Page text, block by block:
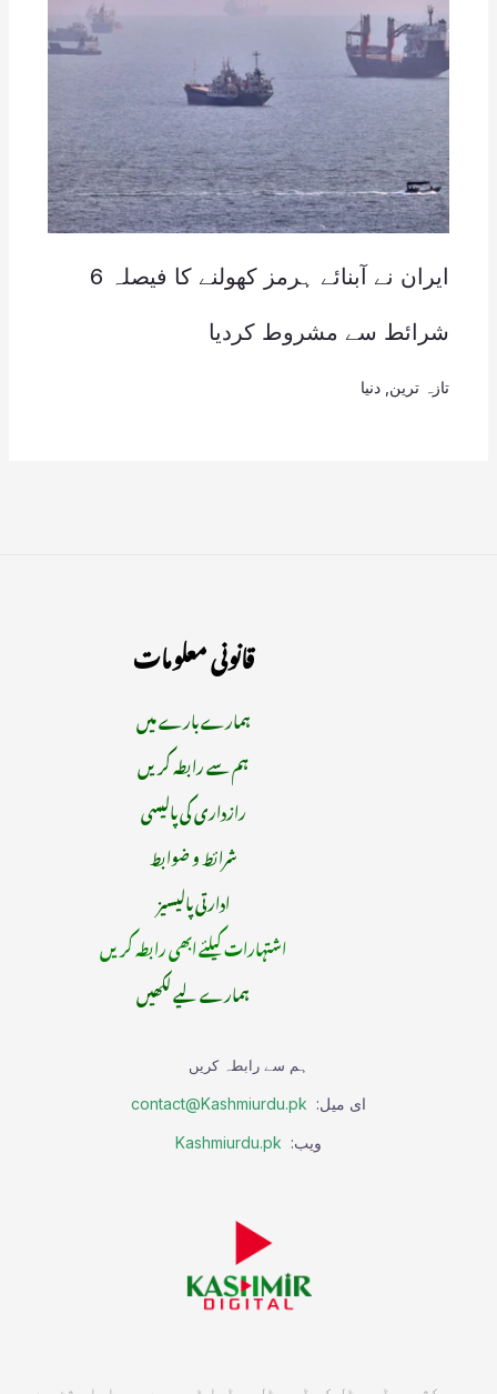
ایران نے آبنائے ہرمز کھولنے کا فیصلہ 6
شرائط سے مشروط کردیا
تازہ ترین دنیا
قانونی معلومات
ہمارے بارے میں
ہم سے رابطہ کریں
رازداری کی پالیسی
شرائط و ضوابط
ادارتی پالیسیز
اشتہارات کیلئے ابھی رابطہ کریں
ہمارے لیے لکھیں
ہم سے رابطہ کریں
ای میل: contact@Kashmiurdu.pk
ویب: Kashmiurdu.pk